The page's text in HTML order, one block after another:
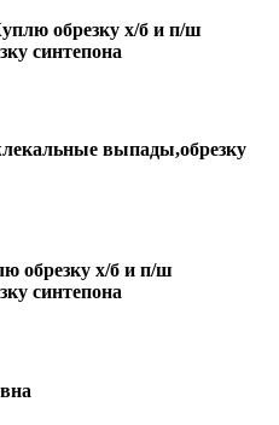
обрезку х/б и п/ш
синтепона
выпады,обрезку
обрезку х/б и п/ш
синтепона